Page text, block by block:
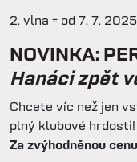
2. vlna = od 7. 7.
NOVINKA:
Hanáci zpět
Chcete víc než jen
plný klubové hrdosti!
Za zvýhodněnou